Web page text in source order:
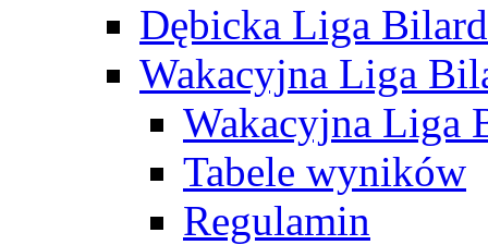
Dębicka Liga
Wakacyjna Liga
Wakacyjna Liga
Tabele wyników
Regulamin